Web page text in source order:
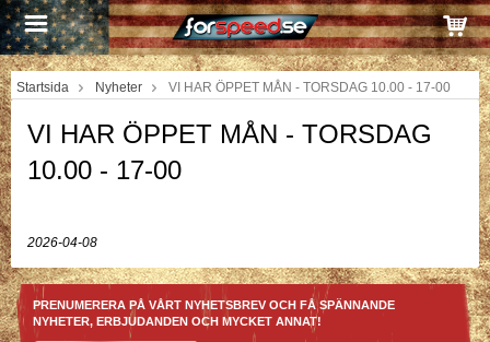
Startsida Nyheter VI HAR ÖPPET MÅN - TORSDAG 10.00 - 17-00
VI HAR ÖPPET MÅN - TORSDAG
10.00 - 17-00
2026-04-08
PRENUMERERA PÅ VÅRT NYHETSBREV OCH FÅ SPÄNNANDE
NYHETER, ERBJUDANDEN OCH MYCKET ANNAT!